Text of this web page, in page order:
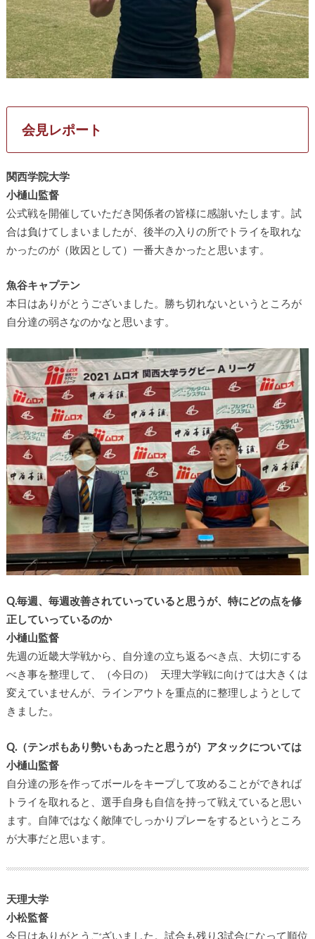
会見レポート
関西学院大学
小樋山監督
公式戦を開催していただき関係者の皆様に感謝いたします。試
合は負けてしまいましたが、後半の入りの所でトライを取れな
かったのが（敗因として）一番大きかったと思います。
魚谷キャプテン
本日はありがとうございました。勝ち切れないというところが
自分達の弱さなのかなと思います。
Q.毎週、毎週改善されていっていると思うが、特にどの点を修
正していっているのか
小樋山監督
先週の近畿大学戦から、自分達の立ち返るべき点、大切にする
べき事を整理して、（今日の） 天理大学戦に向けては大きくは
変えていませんが、ラインアウトを重点的に整理しようとして
きました。
Q.（テンポもあり勢いもあったと思うが）アタックについては
小樋山監督
自分達の形を作ってボールをキープして攻めることができれば
トライを取れると、選手自身も自信を持って戦えていると思い
ます。自陣ではなく敵陣でしっかりプレーをするというところ
が大事だと思います。
天理大学
小松監督
今日はありがとうございました。試合も残り3試合になって順位